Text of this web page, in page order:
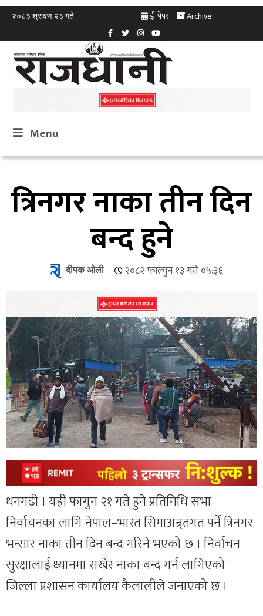
२०८३ श्रावण २३ गते ई-पेपर Archive
Menu
त्रिनगर नाका तीन दिन
बन्द हुने
दीपक ओली २०८२ फाल्गुन १३ गते ०५:३६
धनगढी । यही फागुन २१ गते हुने प्रतिनिधि सभा
निर्वाचनका लागि नेपाल–भारत सिमाअन्र्तगत पर्ने त्रिनगर
भन्सार नाका तीन दिन बन्द गरिने भएको छ । निर्वाचन
सुरक्षालाई ध्यानमा राखेर नाका बन्द गर्न लागिएको
जिल्ला प्रशासन कार्यालय कैलालीले जनाएको छ ।